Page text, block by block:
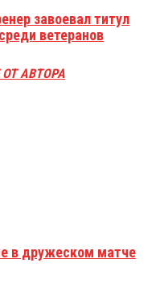
завоевал титул
ветеранов
АВТОРА
в дружеском матче